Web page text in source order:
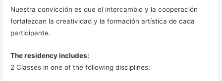
Nuestra convicción es que el intercambio y la cooperación
fortalezcan la creatividad y la formación artística de cada
participante.
The residency includes:
2 Classes in one of the following disciplines: